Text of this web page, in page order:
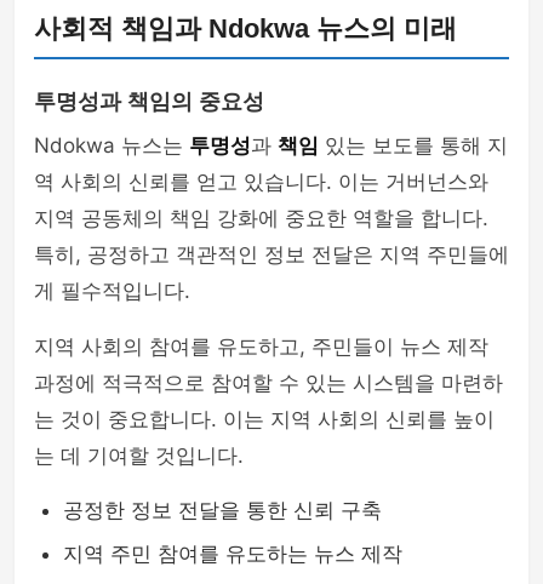
사회적 책임과 Ndokwa 뉴스의 미래
투명성과 책임의 중요성
Ndokwa 뉴스는 투명성과 책임 있는 보도를 통해 지
역 사회의 신뢰를 얻고 있습니다. 이는 거버넌스와
지역 공동체의 책임 강화에 중요한 역할을 합니다.
특히, 공정하고 객관적인 정보 전달은 지역 주민들에
게 필수적입니다.
지역 사회의 참여를 유도하고, 주민들이 뉴스 제작
과정에 적극적으로 참여할 수 있는 시스템을 마련하
는 것이 중요합니다. 이는 지역 사회의 신뢰를 높이
는 데 기여할 것입니다.
공정한 정보 전달을 통한 신뢰 구축
지역 주민 참여를 유도하는 뉴스 제작